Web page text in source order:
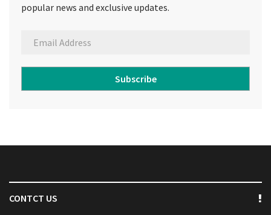
popular news and exclusive updates.
Subscribe
CONTCT US